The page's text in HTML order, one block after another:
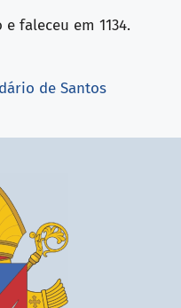
faleceu em 1134.
de Santos